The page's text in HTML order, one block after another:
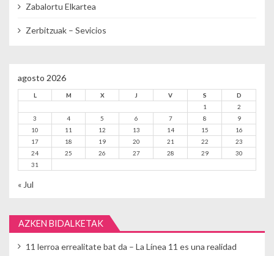
Zabalortu Elkartea
Zerbitzuak – Sevicios
agosto 2026
L M X J V S
D
1
2
3
4 5 6 7 8
9
10
11 12 13 14 15
16
17
18 19 20 21 22
23
24
25 26 27 28 29
30
31
« Jul
AZKEN BIDALKETAK
11 lerroa errealitate bat da – La Línea 11 es una realidad